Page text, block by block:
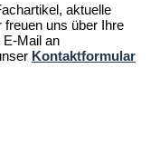
aktuelle
freuen uns über Ihre
E-Mail an
Kontaktformular